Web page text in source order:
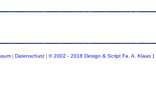
| Datenschutz | © 2002 - 2018 Design & Script Fa. A. Klaas ]